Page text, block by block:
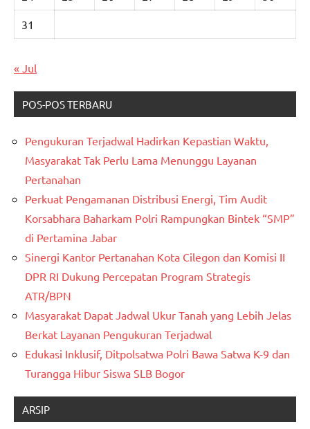
31
« Jul
POS-POS TERBARU
Pengukuran Terjadwal Hadirkan Kepastian Waktu,
Masyarakat Tak Perlu Lama Menunggu Layanan
Pertanahan
Perkuat Pengamanan Distribusi Energi, Tim Audit
Korsabhara Baharkam Polri Rampungkan Bintek “SMP”
di Pertamina Jabar
Sinergi Kantor Pertanahan Kota Cilegon dan Komisi II
DPR RI Dukung Percepatan Program Strategis
ATR/BPN
Masyarakat Dapat Jadwal Ukur Tanah yang Lebih Jelas
Berkat Layanan Pengukuran Terjadwal
Edukasi Inklusif, Ditpolsatwa Polri Bawa Satwa K-9 dan
Turangga Hibur Siswa SLB Bogor
ARSIP